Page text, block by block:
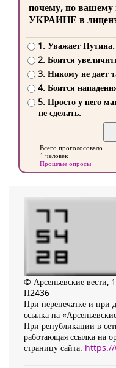
почему, по
УКРАИНЕ в
1. Уважает Путина.
2. Боится
3. Никому не дает
4. Боится
5. Просто у него
не сделать.
Всего проголосовало
1 человек
Прошлые опросы
© Арсеньевские
П2436
При перепечатке и при
ссылка на
При републикации в
работающая ссылка на
страницу сайта: